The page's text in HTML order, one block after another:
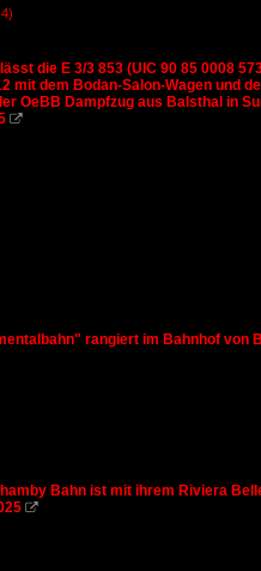
die E 3/3 853 (UIC 90 85 0008
mit dem Bodan-Salon-Wagen und
OeBB Dampfzug aus Balsthal in

rangiert im Bahnhof von
Bahn ist mit ihrem Riviera
